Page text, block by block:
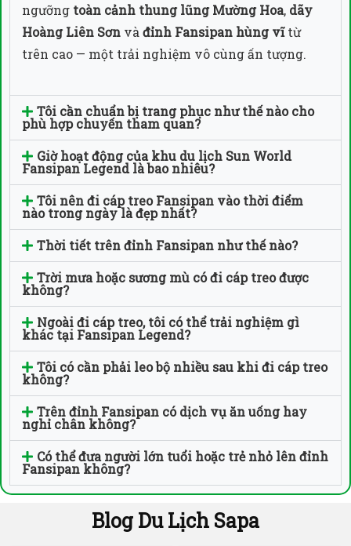
ngưỡng toàn cảnh thung lũng Mường Hoa, dãy
Hoàng Liên Sơn và đỉnh Fansipan hùng vĩtừ
trên cao — một trải nghiệm vô cùng ấn tượng.
Tôi cần chuẩn bị trang phục như thế nào cho
phù hợp chuyến tham quan?
Giờ hoạt động của khu du lịch Sun World
Fansipan Legend là bao nhiêu?
Tôi nên đi cáp treo Fansipan vào thời điểm
nào trong ngày là đẹp nhất?
Thời tiết trên đỉnh Fansipan như thế nào?
Trời mưa hoặc sương mù có đi cáp treo được
không?
Ngoài đi cáp treo, tôi có thể trải nghiệm gì
khác tại Fansipan Legend?
Tôi có cần phải leo bộ nhiều sau khi đi cáp treo
không?
Trên đỉnh Fansipan có dịch vụ ăn uống hay
nghỉ chân không?
Có thể đưa người lớn tuổi hoặc trẻ nhỏ lên đỉnh
Fansipan không?
Blog Du Lịch Sapa